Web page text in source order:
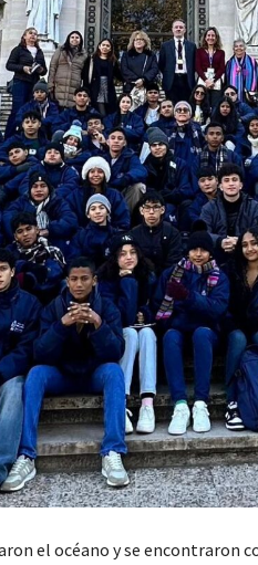
el océano y se encontraron